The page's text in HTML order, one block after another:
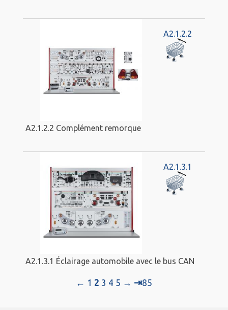
A2.1.2.2
A2.1.2.2 Complément remorque
A2.1.3.1
A2.1.3.1 Éclairage automobile avec le bus CAN
← 1 2 3 4 5 → ⇥85